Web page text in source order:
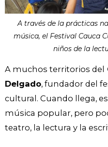
A través de la prácticas
música, el Festival Cauca
niños de la
A muchos territorios del
Delgado, fundador del
cultural. Cuando llega,
música popular, pero
teatro, la lectura y la